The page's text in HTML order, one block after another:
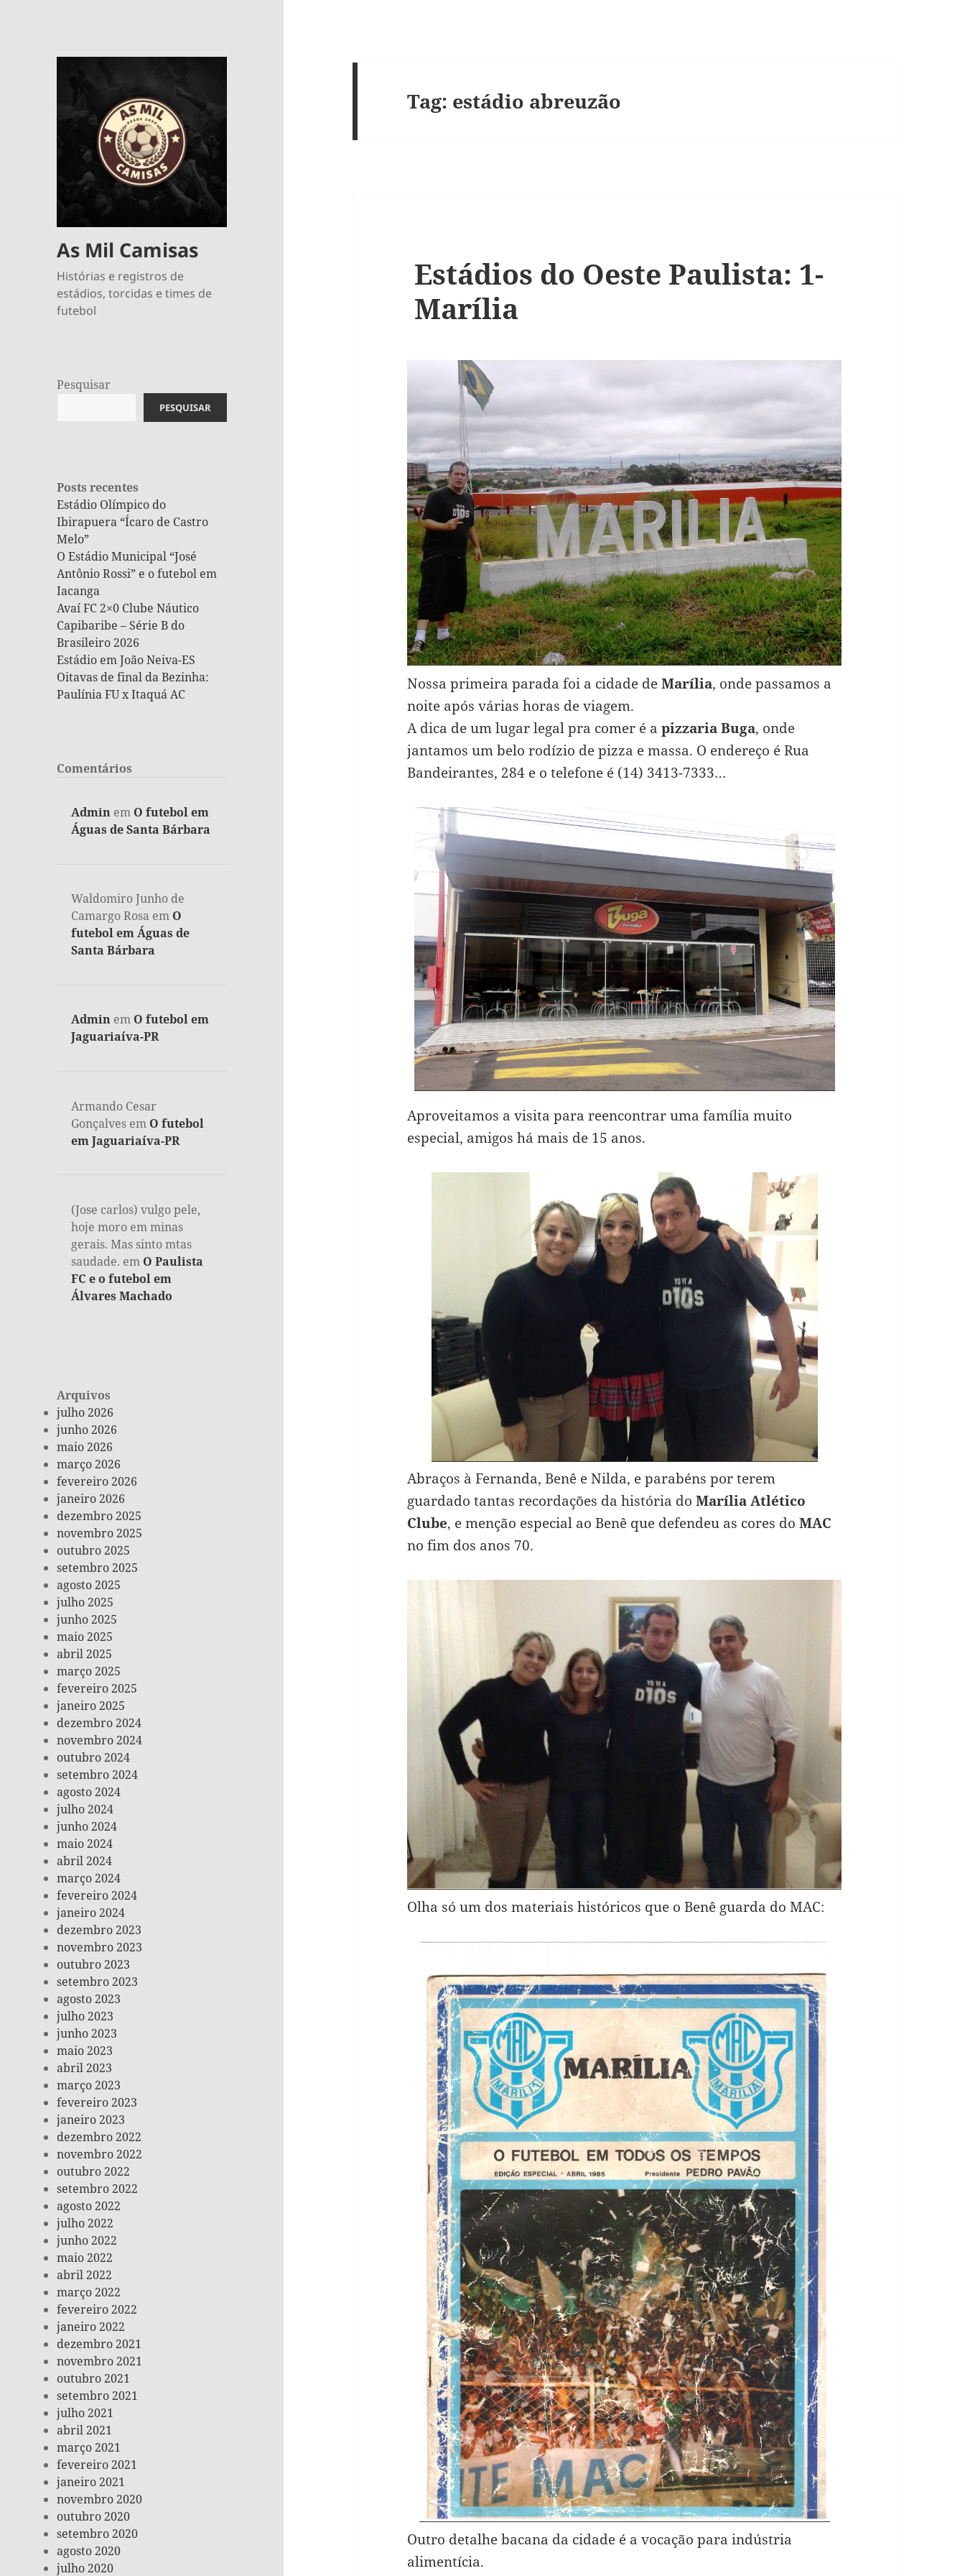
As Mil Camisas
Histórias e registros de
estádios, torcidas e times de
futebol
Pesquisar
PESQUISAR
Posts recentes
Estádio Olímpico do
Ibirapuera “Ícaro de Castro
Melo”
O Estádio Municipal “José
Antônio Rossi” e o futebol em
Iacanga
Avaí FC 2×0 Clube Náutico
Capibaribe – Série B do
Brasileiro 2026
Estádio em João Neiva-ES
Oitavas de final da Bezinha:
Paulínia FU x Itaquá AC
Comentários
Admin em O futebol em
Águas de Santa Bárbara
Waldomiro Junho de
Camargo Rosa em O
futebol em Águas de
Santa Bárbara
Admin em O futebol em
Jaguariaíva-PR
Armando Cesar
Gonçalves em O futebol
em Jaguariaíva-PR
(Jose carlos) vulgo pele,
hoje moro em minas
gerais. Mas sinto mtas
saudade. em O Paulista
FC e o futebol em
Álvares Machado
Arquivos
julho 2026
junho 2026
maio 2026
março 2026
fevereiro 2026
janeiro 2026
dezembro 2025
novembro 2025
outubro 2025
setembro 2025
agosto 2025
julho 2025
junho 2025
maio 2025
abril 2025
março 2025
fevereiro 2025
janeiro 2025
dezembro 2024
novembro 2024
outubro 2024
setembro 2024
agosto 2024
julho 2024
junho 2024
maio 2024
abril 2024
março 2024
fevereiro 2024
janeiro 2024
dezembro 2023
novembro 2023
outubro 2023
setembro 2023
agosto 2023
julho 2023
junho 2023
maio 2023
abril 2023
março 2023
fevereiro 2023
janeiro 2023
dezembro 2022
novembro 2022
outubro 2022
setembro 2022
agosto 2022
julho 2022
junho 2022
maio 2022
abril 2022
março 2022
fevereiro 2022
janeiro 2022
dezembro 2021
novembro 2021
outubro 2021
setembro 2021
julho 2021
abril 2021
março 2021
fevereiro 2021
janeiro 2021
novembro 2020
outubro 2020
setembro 2020
agosto 2020
julho 2020
Tag: estádio abreuzão
Estádios do Oeste Paulista: 1-
Marília
Nossa primeira parada foi a cidade deMarília, onde passamos a
noite após várias horas de viagem.
A dica de um lugar legal pra comer é a pizzaria Buga, onde
jantamos um belo rodízio de pizza e massa. O endereço é Rua
Bandeirantes, 284 e o telefone é (14) 3413-7333…
Aproveitamos a visita para reencontrar uma família muito
especial, amigos há mais de 15 anos.
Abraços à Fernanda, Benê e Nilda, e parabéns por terem
guardado tantas recordações da história do Marília Atlético
Clube, e menção especial ao Benê que defendeu as cores do MAC
no fim dos anos 70.
Olha só um dos materiais históricos que o Benê guarda do MAC:
Outro detalhe bacana da cidade é a vocação para indústria
alimentícia.